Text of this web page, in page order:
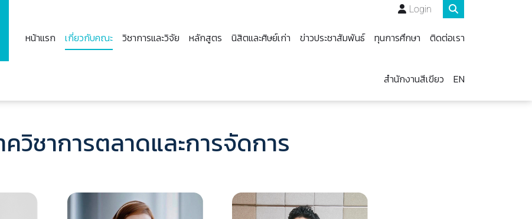
Login
หน้าแรก เกี่ยวกับคณะ วิชาการและวิจัย หลักสูตร นิสิตและศิษย์เก่า ข่าวประชาสัมพันธ์ ทุนการศึกษา ติดต่อเรา
สำนักงานสีเขียว EN
วิชาการตลาดและการจัดการ